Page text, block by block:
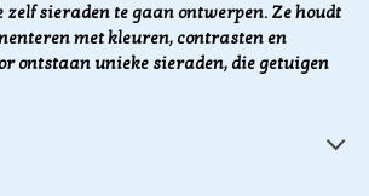
zelf sieraden te gaan ontwerpen. Ze houdt
met kleuren, contrasten en
ontstaan unieke sieraden, die getuigen